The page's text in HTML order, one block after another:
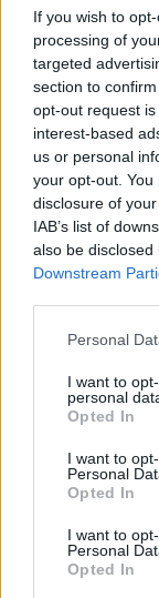
If you wish to
processing of
targeted
section to
opt-out request
interest-based
us or personal
your opt-out.
disclosure of
IAB’s list of
also be
Downstream
Personal
I want to
personal
Opted In
I want to
Personal
Opted In
I want to
Personal
Opted In
Victoria
Κομψή και
ακόμη και
αθλητικά της
10 blazers